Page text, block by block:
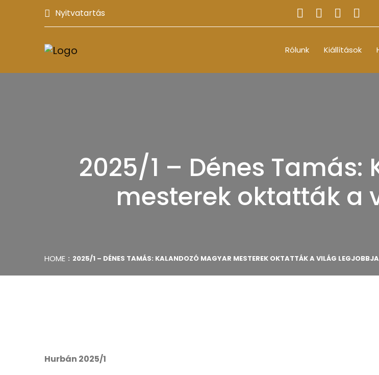
Nyitvatartás
Rólunk Kiállítások
2025/1 – Dénes
mesterek oktatták a
HOME 2025/1 – DÉNES TAMÁS: KALANDOZÓ MAGYAR MESTEREK OKTATTÁK A VILÁG
Hurbán 2025/1